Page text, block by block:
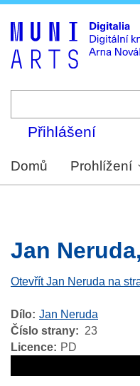
Přihlášení
Domů Prohlížení
Jan
Otevřít Jan Neruda na
Dílo Jan Neruda
Číslo strany
23
Licence
PD